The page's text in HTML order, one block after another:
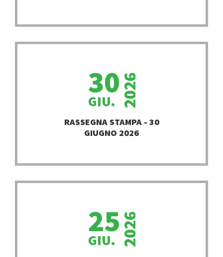
30
GIU. 2026
RASSEGNA STAMPA - 30
GIUGNO 2026
25
GIU. 2026